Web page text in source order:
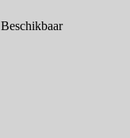
Beschikbaar